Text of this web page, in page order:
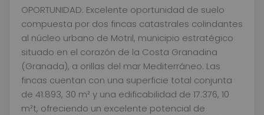
OPORTUNIDAD. Excelente oportunidad de suelo
compuesta por dos fincas catastrales colindantes
al núcleo urbano de Motril, municipio estratégico
situado en el corazón de la Costa Granadina
(Granada), a orillas del mar Mediterráneo. Las
fincas cuentan con una superficie total conjunta
de 41.893, 30 m² y una edificabilidad de 17.376, 10
m²t, ofreciendo un excelente potencial de